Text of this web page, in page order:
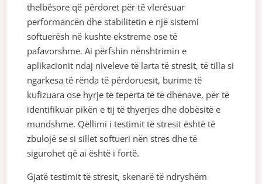
thelbësore që përdoret për të vlerësuar
performancën dhe stabilitetin e një sistemi
softuerësh në kushte ekstreme ose të
pafavorshme. Ai përfshin nënshtrimin e
aplikacionit ndaj niveleve të larta të stresit, të tilla si
ngarkesa të rënda të përdoruesit, burime të
kufizuara ose hyrje të tepërta të të dhënave, për të
identifikuar pikën e tij të thyerjes dhe dobësitë e
mundshme. Qëllimi i testimit të stresit është të
zbulojë se si sillet softueri nën stres dhe të
sigurohet që ai është i fortë.
Gjatë testimit të stresit, skenarë të ndryshëm